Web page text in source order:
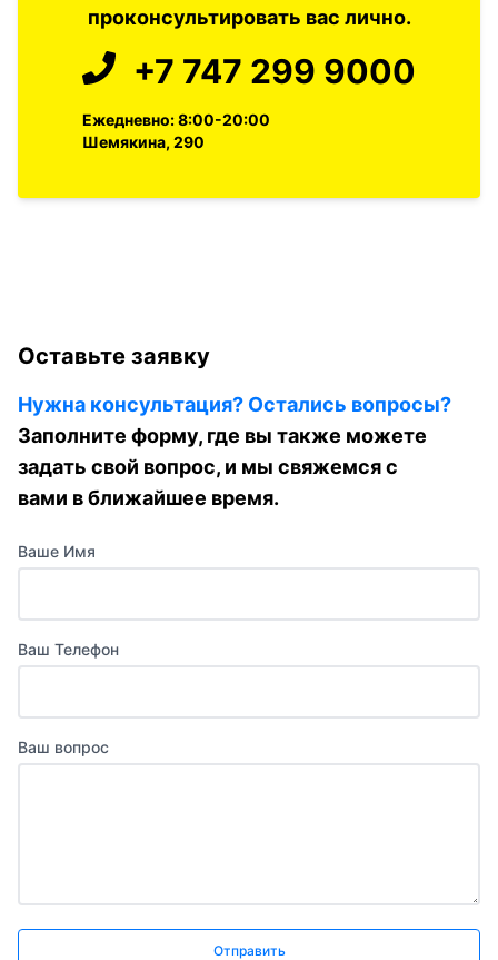
проконсультировать вас лично.
+7 747 299 9000
Ежедневно: 8:00-20:00
Шемякина, 290
Оставьте заявку
Нужна консультация? Остались вопросы?
Заполните форму, где вы также можете
задать свой вопрос, и мы свяжемся с
вами в ближайшее время.
Ваше Имя
Ваш Телефон
Ваш вопрос
Отправить